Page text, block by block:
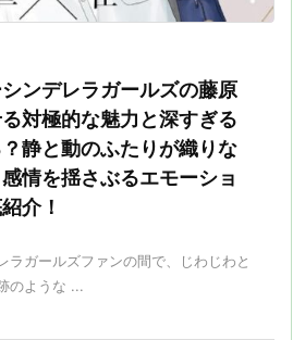
ンデレラガールズの藤原
対極的な魅力と深すぎる
静と動のふたりが織りな
情を揺さぶるエモーショ
介！
ラガールズファンの間で、じわじわと
のような ...